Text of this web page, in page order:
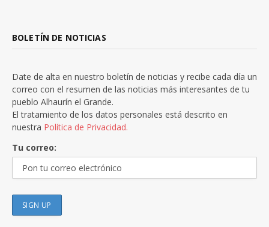
BOLETÍN DE NOTICIAS
Date de alta en nuestro boletín de noticias y recibe cada día un
correo con el resumen de las noticias más interesantes de tu
pueblo Alhaurín el Grande.
El tratamiento de los datos personales está descrito en
nuestra Política de Privacidad.
Tu correo: